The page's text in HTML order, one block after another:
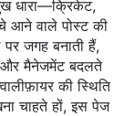
धारा—क्रिकेट,
आने वाले पोस्ट की
जगह बनाती हैं,
और मैनेजमेंट बदलते
की स्थिति
चाहते हों, इस पेज